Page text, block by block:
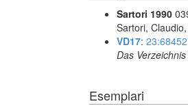
Sartori 1990
Sartori, Claudio,
VD17:
Das
Esemplari